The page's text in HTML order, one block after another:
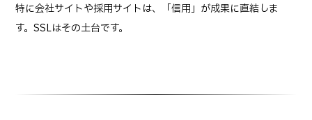
特に会社サイトや採用サイトは、「信用」が成果に直結しま
す。SSLはその土台です。